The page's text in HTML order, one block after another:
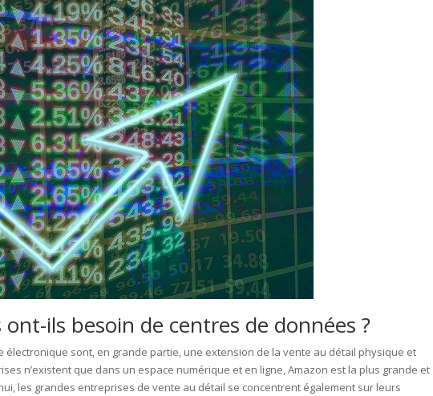
ils besoin de centres de données ?
électronique sont, en grande partie, une extension de la vente au détail physique et
n’existent que dans un espace numérique et en ligne, Amazon est la plus grande et
les grandes entreprises de vente au détail se concentrent également sur leurs